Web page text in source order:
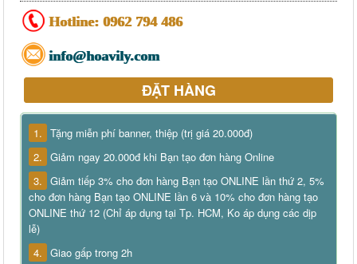
Hotline: 0962 794 486
info@hoavily.com
ĐẶT HÀNG
1. Tặng miễn phí banner, thiệp (trị giá 20.000đ)
2. Giảm ngay 20.000đ khi Bạn tạo đơn hàng Online
3. Giảm tiếp 3% cho đơn hàng Bạn tạo ONLINE lần thứ 2, 5%
cho đơn hàng Bạn tạo ONLINE lần 6 và 10% cho đơn hàng tạo
ONLINE thứ 12 (Chỉ áp dụng tại Tp. HCM, Ko áp dụng các dịp
lễ)
4. Giao gấp trong 2h